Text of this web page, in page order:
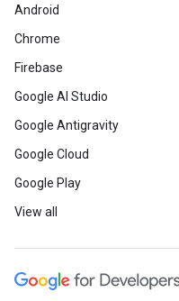
Android
Chrome
Firebase
Google AI Studio
Google Antigravity
Google Cloud
Google Play
View all